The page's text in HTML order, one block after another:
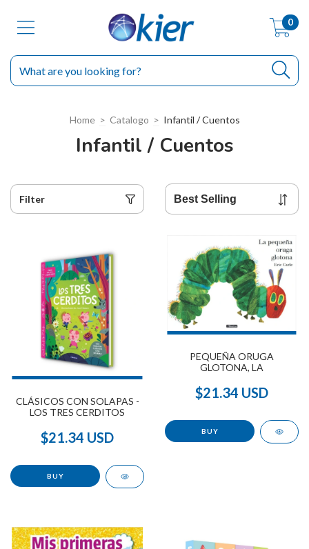
0
Home > Catalogo > Infantil / Cuentos
Infantil / Cuentos
Filter
CLÁSICOS CON SOLAPAS -
LOS TRES CERDITOS
$21.34 USD
PEQUEÑA ORUGA
GLOTONA, LA
$21.34 USD